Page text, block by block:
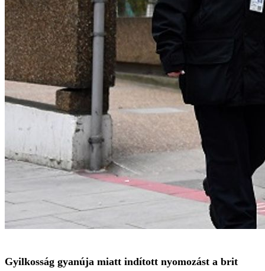
Gyilkosság gyanúja miatt indított nyomozást a brit